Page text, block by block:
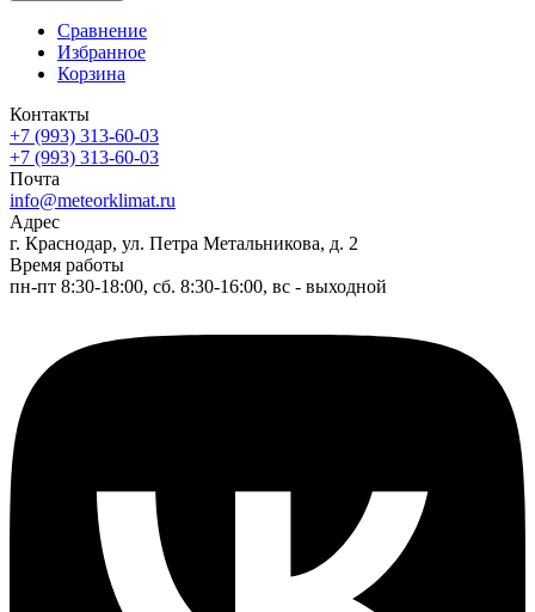
Сравнение
Избранное
Корзина
Контакты
+7 (993) 313-60-03
+7 (993) 313-60-03
Почта
info@meteorklimat.ru
Адрес
г. Краснодар, ул. Петра Метальникова, д. 2
Время работы
пн-пт 8:30-18:00, сб. 8:30-16:00, вс - выходной